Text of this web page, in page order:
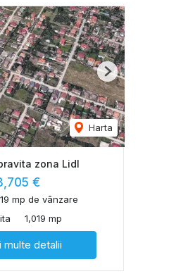
Harta
Next
zona Lidl
€
mp de vânzare
1,019 mp
multe detalii